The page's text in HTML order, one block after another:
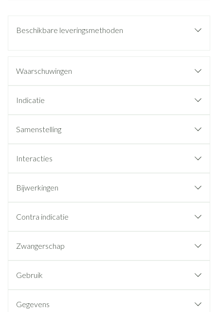
Beschikbare leveringsmethoden
Waarschuwingen
Indicatie
Samenstelling
Interacties
Bijwerkingen
Contra indicatie
Zwangerschap
Gebruik
Gegevens